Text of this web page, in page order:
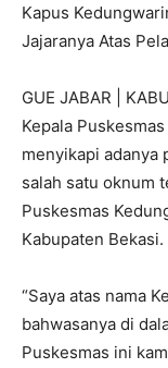
Kapus
Jajaranya Atas
GUE JABAR |
Kepala
menyikapi adanya
salah satu oknum
Puskesmas
Kabupaten Bekasi.
“Saya atas nama
bahwasanya di
Puskesmas ini